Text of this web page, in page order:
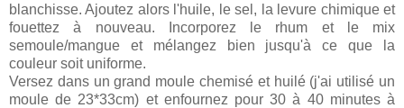
blanchisse. Ajoutez alors l'huile, le sel, la levure chimique et
fouettez à nouveau. Incorporez le rhum et le mix
semoule/mangue et mélangez bien jusqu'à ce que la
couleur soit uniforme.
Versez dans un grand moule chemisé et huilé (j'ai utilisé un
moule de 23*33cm) et enfournez pour 30 à 40 minutes à